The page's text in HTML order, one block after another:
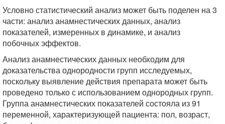
Условно статистический анализ может быть поделен на 3
части: анализ анамнестических данных, анализ
показателей, измеренных в динамике, и анализ
побочных эффектов.
Анализ анамнестических данных необходим для
доказательства однородности групп исследуемых,
поскольку выявление действия препарата может быть
проведено только с использованием однородных групп.
Группа анамнестических показателей состояла из 91
переменной, характеризующей пациента: пол, возраст,